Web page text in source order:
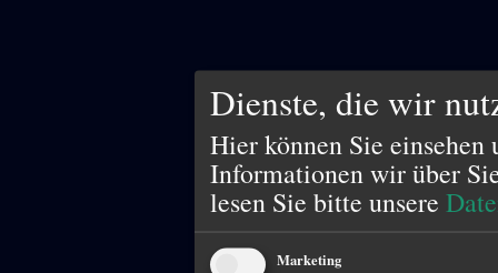
Dienste, die wir
Hier können Sie einsehen
Informationen wir über
lesen Sie bitte unsere
Marketing